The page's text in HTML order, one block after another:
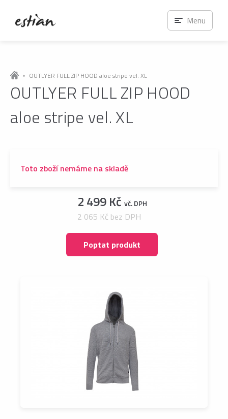
OUTLYER FULL ZIP HOOD aloe stripe vel. XL
OUTLYER FULL ZIP HOOD
aloe stripe vel. XL
Toto zboží nemáme na skladě
2 499 Kč vč. DPH
2 065 Kč bez DPH
Poptat produkt
Menu